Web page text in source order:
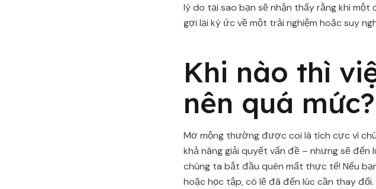
lý do tại sao bạn sẽ nhận thấy rằng khi
gợi lại ký ức về một trải nghiệm hoặc suy
Khi nào thì
nên quá mức?
Mơ mộng thường được coi là tích cực vì
khả năng giải quyết vấn đề – nhưng sẽ
chúng ta bắt đầu quên mất thực tế! Nếu
hoặc học tập, có lẽ đã đến lúc cần thay đổi.